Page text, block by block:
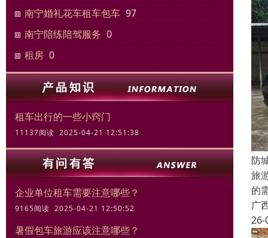
南宁婚礼花车租车包车 97
南宁陪练陪驾服务 0
租房 0
租车出行的一些小窍门
11137阅读 2025-04-21 12:51:38
企业单位租车需要注意哪些？
9165阅读 2025-04-21 12:50:52
暑假包车旅游应该注意哪些？
防
旅
的
广
26-